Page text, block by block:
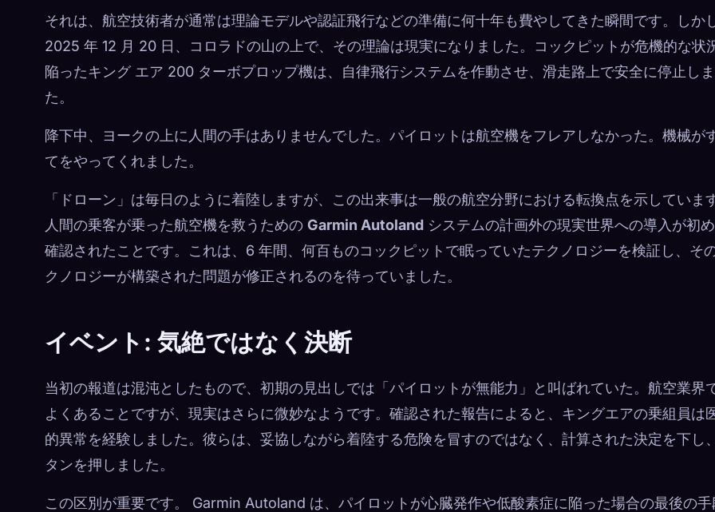
それは、航空技術者が通常は理論モデルや認証飛行などの準備に何十年も費やしてきた瞬間です。しかし
2025 年 12 月 20 日、コロラドの山の上で、その理論は現実になりました。コックピットが危機的な状
陥ったキング エア 200 ターボプロップ機は、自律飛行システムを作動させ、滑走路上で安全に停止し
た。
降下中、ヨークの上に人間の手はあり​​ませんでした。パイロットは航空機をフレアしなかった。機械が
てをやってくれました。
「ドローン」は毎日のように着陸しますが、この出来事は一般の航空分野における転換点を示しています
人間の乗客が乗った航空機を救うための Garmin Autoland システムの計画外の現実世界への導入が初
確認されたことです。これは、6 年間、何百ものコックピットで眠っていたテクノロジーを検証し、そ
クノロジーが構築された問題が修正されるのを待っていました。
イベント: 気絶ではなく決断
当初の報道は混沌としたもので、初期の見出しでは「パイロットが無能力」と叫ばれていた。航空業界
よくあることですが、現実はさらに微妙なようです。確認された報告によると、キングエアの乗組員は
的異常を経験しました。彼らは、妥協しながら着陸する危険を冒すのではなく、計算された決定を下し
タンを押しました。
この区別が重要です。 Garmin Autoland は、パイロットが心臓発作や低酸素症に陥った場合の最後の手